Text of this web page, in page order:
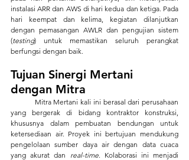
instalasi ARR dan AWS di hari kedua dan ketiga. Pada
hari keempat dan kelima, kegiatan dilanjutkan
dengan pemasangan AWLR dan pengujian sistem
(testing) untuk memastikan seluruh perangkat
berfungsi dengan baik.
Tujuan Sinergi Mertani
dengan Mitra
Mitra Mertani kali ini berasal dari perusahaan
yang bergerak di bidang kontraktor konstruksi,
khususnya dalam pembuatan bendungan untuk
ketersediaan air. Proyek ini bertujuan mendukung
pengelolaan sumber daya air dengan data cuaca
yang akurat dan real-time. Kolaborasi ini menjadi